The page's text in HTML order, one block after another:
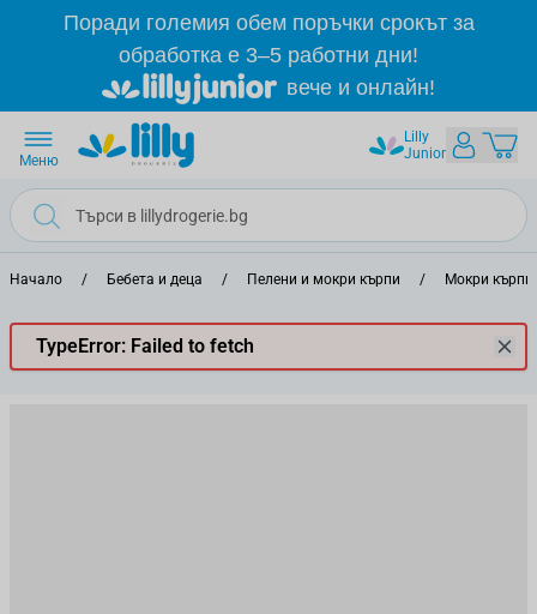
Прескачане към съдържанието
Поради големия обем поръчки срокът за
обработка е 3–5 работни дни!
вече и онлайн!
Lilly
Junior
Меню
Начало / Бебета и деца / Пелени и мокри кърпи / Мокри кърпи
TypeError: Failed to fetch